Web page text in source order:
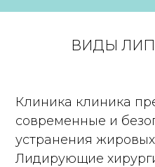
ВИДЫ
Клиника клиника
современные и
устранения
Лидирующие